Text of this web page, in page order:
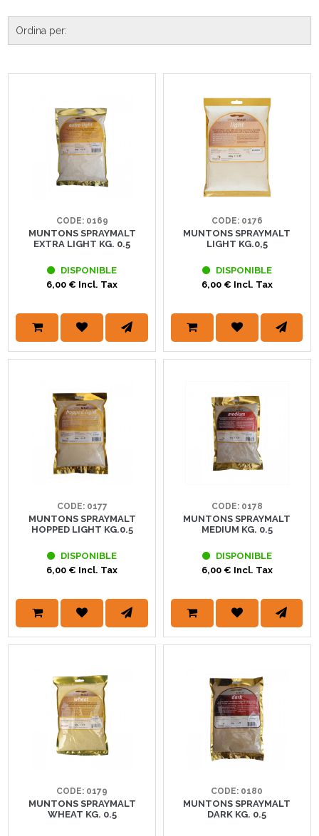
CODE: 0169
MUNTONS SPRAYMALT
EXTRA LIGHT KG. 0.5
DISPONIBLE
6,00 € Incl. Tax
CODE: 0176
MUNTONS SPRAYMALT
LIGHT KG.0,5
DISPONIBLE
6,00 € Incl. Tax
CODE: 0177
MUNTONS SPRAYMALT
HOPPED LIGHT KG.0.5
DISPONIBLE
6,00 € Incl. Tax
CODE: 0178
MUNTONS SPRAYMALT
MEDIUM KG. 0.5
DISPONIBLE
6,00 € Incl. Tax
CODE: 0179
MUNTONS SPRAYMALT
WHEAT KG. 0.5
CODE: 0180
MUNTONS SPRAYMALT
DARK KG. 0.5